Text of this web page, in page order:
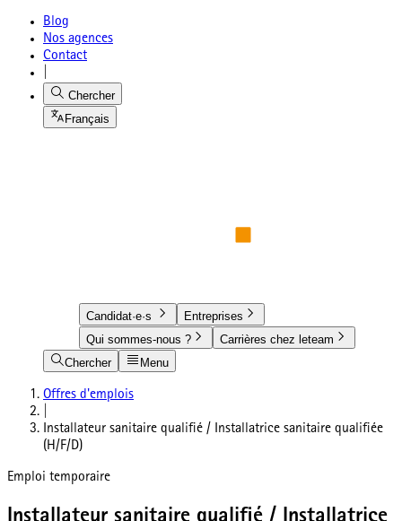
Blog
Nos agences
Contact
Chercher
Français
Candidat·e·s
Entreprises
Qui sommes-nous ?
Carrières chez leteam
Chercher
Menu
Offres d'emplois
Installateur sanitaire qualifié / Installatrice sanitaire qualifiée
(H/F/D)
Emploi temporaire